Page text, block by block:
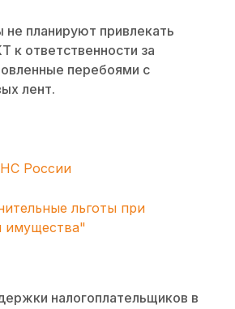
не планируют привлекать
к ответственности за
перебоями с
лент.
России
льготы при
имущества"
налогоплательщиков в